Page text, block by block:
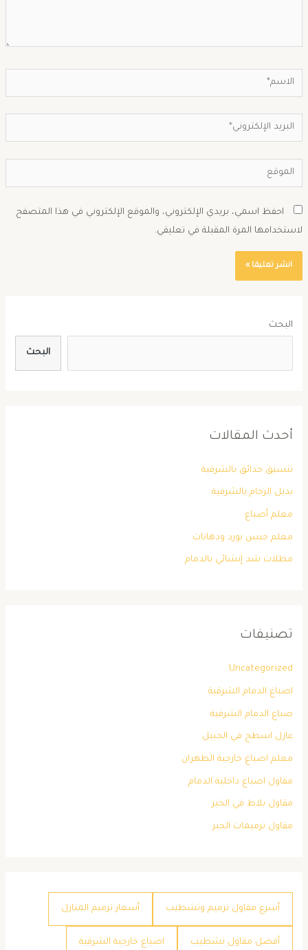
احفظ اسمي، بريدي الإلكتروني، والموقع الإلكتروني في هذا المتصفح
المرة المقبلة في تعليقي.
البحث
البحث
أحدث المقالات
تنسيق حدائق بالشرقية
بديل الرخام بالشرقية
معلم أصباغ
معلم جبس بورد ودهانات
مظلات شد إنشائي بالدمام
تصنيفات
Uncategorized
اصباغ الدمام الشرقية
صباغ الدمام الشرقية
عازل اسطح في الجبيل
معلم اصباغ خارجية الظهران
مقاول اصباغ داخلية الدمام
مقاول بلاط في الخبر
مقاول ترميمات الخبر
أسرع مقاول ترميم وتشطيب أسعار ترميم المنازل
أفضل مقاول تشطيب اصباغ خارجية الشرقية